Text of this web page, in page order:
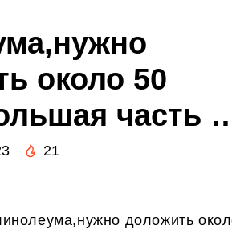
около 50
часть
21
доложить